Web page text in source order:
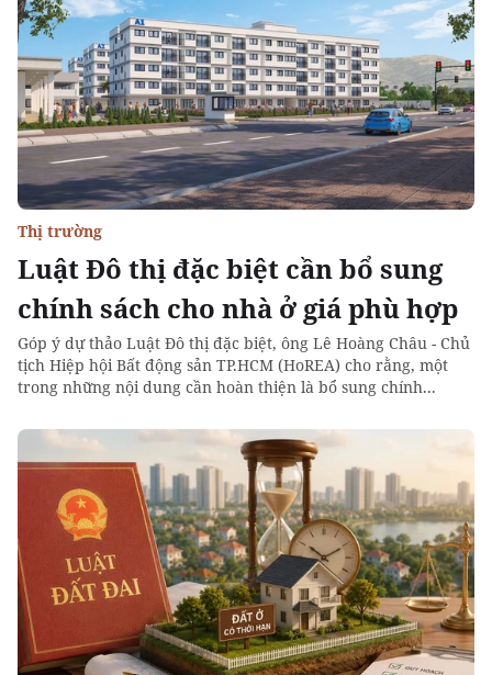
Luật Đô thị đặc biệt cần bổ sung
chính sách cho nhà ở giá phù hợp
Thị trường
Góp ý dự thảo Luật Đô thị đặc biệt, ông Lê Hoàng Châu - Chủ
tịch Hiệp hội Bất động sản TP.HCM (HoREA) cho rằng, một
trong những nội dung cần hoàn thiện là bổ sung chính...